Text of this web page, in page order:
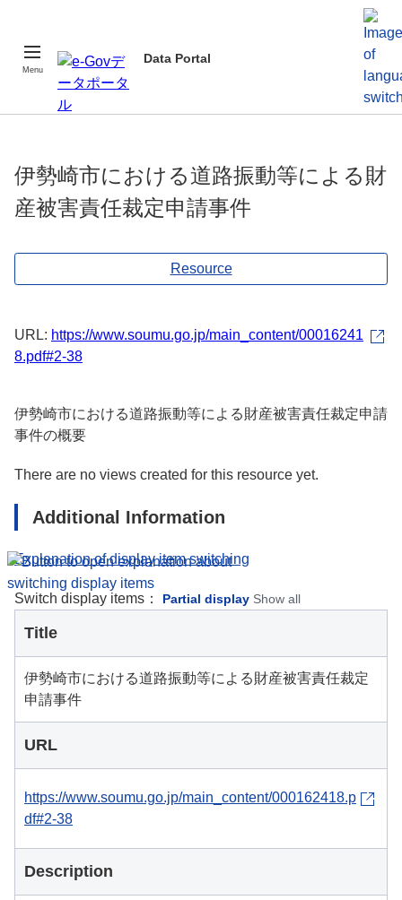
Menu
Data Portal
伊勢崎市における道路振動等による財
産被害責任裁定申請事件
Resource
URL: https://www.soumu.go.jp/main_content/00016241
8.pdf#2-38
伊勢崎市における道路振動等による財産被害責任裁定申請
事件の概要
There are no views created for this resource yet.
Additional Information
Explanation of display item switching
Switch display items： Partial display Show all
Title
伊勢崎市における道路振動等による財産被害責任裁定
申請事件
URL
https://www.soumu.go.jp/main_content/000162418.p
df#2-38
Description